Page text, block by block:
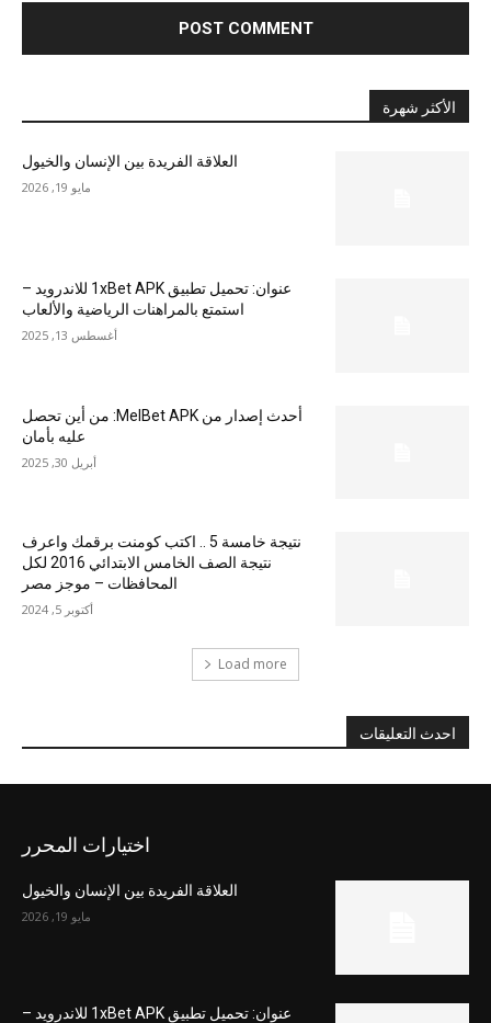
الأكثر شهرة
العلاقة الفريدة بين الإنسان والخيول
مايو 19, 2026
عنوان: تحميل تطبيق 1xBet APK للاندرويد –
استمتع بالمراهنات الرياضية والألعاب
أغسطس 13, 2025
أحدث إصدار من MelBet APK: من أين تحصل
عليه بأمان
أبريل 30, 2025
نتيجة خامسة 5 .. اكتب كومنت برقمك واعرف
نتيجة الصف الخامس الابتدائي 2016 لكل
المحافظات – موجز مصر
أكتوبر 5, 2024
Load more
احدث التعليقات
اختيارات المحرر
العلاقة الفريدة بين الإنسان والخيول
مايو 19, 2026
عنوان: تحميل تطبيق 1xBet APK للاندرويد –